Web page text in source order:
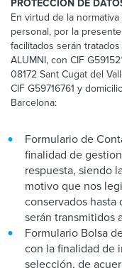
PROTECCIÓN DE
En virtud de la
personal, por la
facilitados serán
ALUMNI, con CIF
08172 Sant Cugat del
CIF G59716761 y
Barcelona:
Formulario de
finalidad de
respuesta, siendo
motivo que nos
conservados
serán transmitidos
Formulario Bolsa
con la finalidad de
selección, de